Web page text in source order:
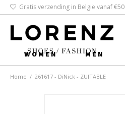
Gratis verzending in België vanaf €50
WOMEN MEN
Home / 261617 - DiNick - ZUITABLE